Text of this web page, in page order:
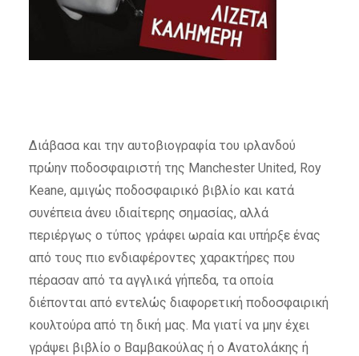
Διάβασα και την αυτοβιογραφία του ιρλανδού
πρώην ποδοσφαιριστή της Manchester United, Roy
Keane, αμιγώς ποδοσφαιρικό βιβλίο και κατά
συνέπεια άνευ ιδιαίτερης σημασίας, αλλά
περιέργως ο τύπος γράφει ωραία και υπήρξε ένας
από τους πιο ενδιαφέροντες χαρακτήρες που
πέρασαν από τα αγγλικά γήπεδα, τα οποία
διέπονται από εντελώς διαφορετική ποδοσφαιρική
κουλτούρα από τη δική μας. Μα γιατί να μην έχει
γράψει βιβλίο ο Βαμβακούλας ή ο Ανατολάκης ή